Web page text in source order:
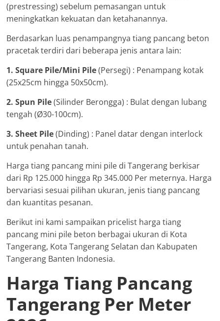
(prestressing) sebelum pemasangan untuk
meningkatkan kekuatan dan ketahanannya.
Berdasarkan luas penampangnya tiang pancang beton
pracetak terdiri dari beberapa jenis antara lain:
1. Square Pile/Mini Pile(Persegi) : Penampang kotak
(25x25cm hingga 50x50cm).
2. Spun Pile(Silinder Berongga) : Bulat dengan lubang
tengah (Ø30-100cm).
3. Sheet Pile(Dinding) : Panel datar dengan interlock
untuk penahan tanah.
Harga tiang pancang mini pile di Tangerang berkisar
dari Rp 125.000 hingga Rp 345.000 Per meternya. Harga
bervariasi sesuai pilihan ukuran, jenis tiang pancang
dan kuantitas pesanan.
Berikut ini kami sampaikan pricelist harga tiang
pancang mini pile beton berbagai ukuran di Kota
Tangerang, Kota Tangerang Selatan dan Kabupaten
Tangerang Banten Indonesia.
Harga Tiang Pancang
Tangerang Per Meter